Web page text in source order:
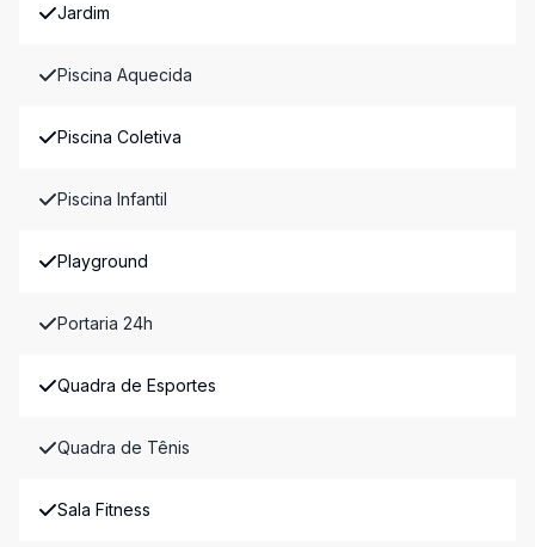
Jardim
Piscina Aquecida
Piscina Coletiva
Piscina Infantil
Playground
Portaria 24h
Quadra de Esportes
Quadra de Tênis
Sala Fitness